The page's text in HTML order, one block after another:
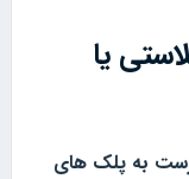
یا
به پلک های